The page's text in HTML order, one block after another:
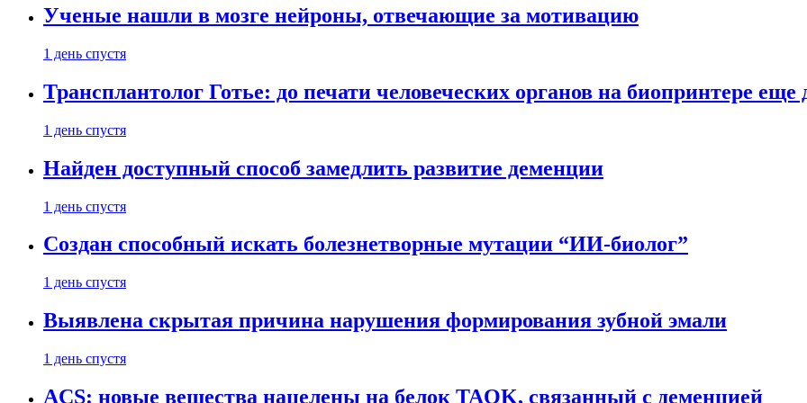
Ученые нашли в мозге нейроны, отвечающие за мотивацию
1 день спустя
Трансплантолог Готье: до печати человеческих органов на биопринтере еще
1 день спустя
Найден доступный способ замедлить развитие деменции
1 день спустя
Создан способный искать болезнетворные мутации “ИИ-биолог”
1 день спустя
Выявлена скрытая причина нарушения формирования зубной эмали
1 день спустя
ACS: новые вещества нацелены на белок TAOK, связанный с деменцией